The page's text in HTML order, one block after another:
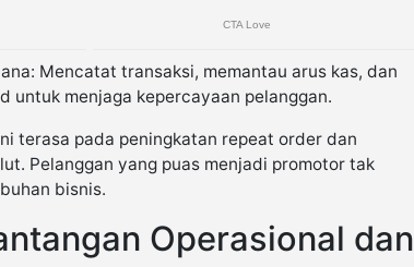
Mencatat transaksi, memantau arus kas, dan
untuk menjaga kepercayaan pelanggan.
terasa pada peningkatan repeat order dan
Pelanggan yang puas menjadi promotor tak
bisnis.
Operasional dan